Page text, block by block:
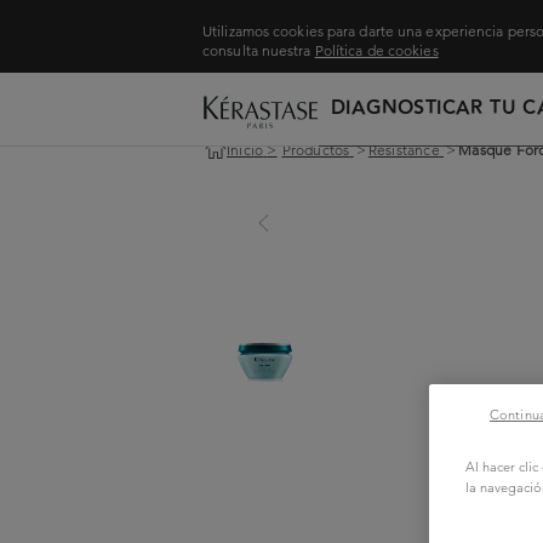
Utilizamos cookies para darte una experiencia
consulta nuestra Política de cookies
DIAGNOSTICAR TU
Inicio > Productos >Resistance >Masque
Al hacer
la